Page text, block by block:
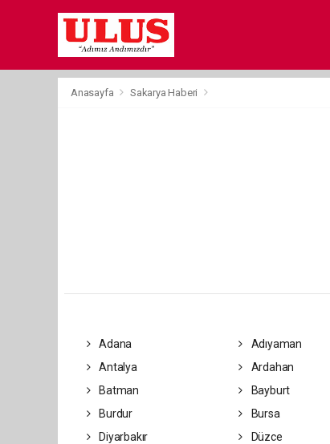
Anasayfa Sakarya Haberi
Adana Adıyaman
Antalya
Ardahan
Batman
Bayburt
Burdur
Bursa
Diyarbakır
Düzce